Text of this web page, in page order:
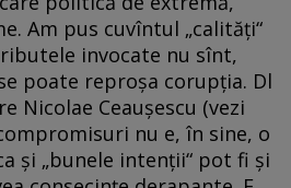
Am pus cuvîntul „calităţi“
invocate nu sînt,
poate reproşa corupţia. Dl
Nicolae Ceauşescu (vezi
nu e, în sine, o
şi „bunele intenţii“ pot fi şi